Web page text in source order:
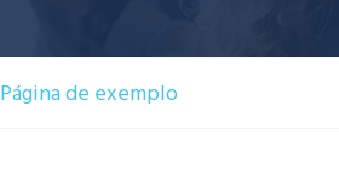
Página de exemplo